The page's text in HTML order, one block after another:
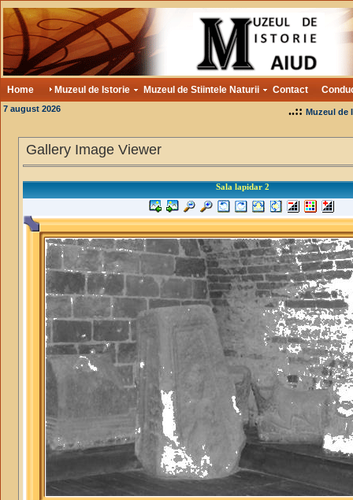
Home Muzeul de Istorie Muzeul de Stiintele Naturii Contact
7 august 2026 ..:: Muzeul de
Gallery Image Viewer
Sala lapidar 2